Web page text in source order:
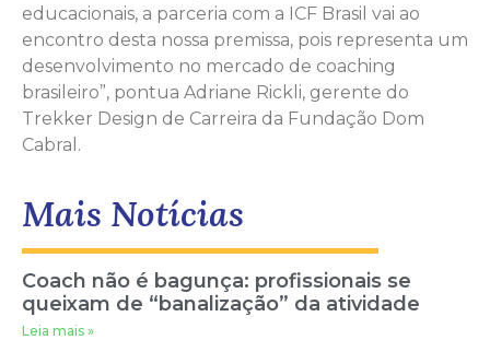
educacionais, a parceria com a ICF Brasil vai ao
encontro desta nossa premissa, pois representa um
desenvolvimento no mercado de coaching
brasileiro”, pontua Adriane Rickli, gerente do
Trekker Design de Carreira da Fundação Dom
Cabral.
Mais Notícias
Coach não é bagunça: profissionais se
queixam de “banalização” da atividade
Leia mais »